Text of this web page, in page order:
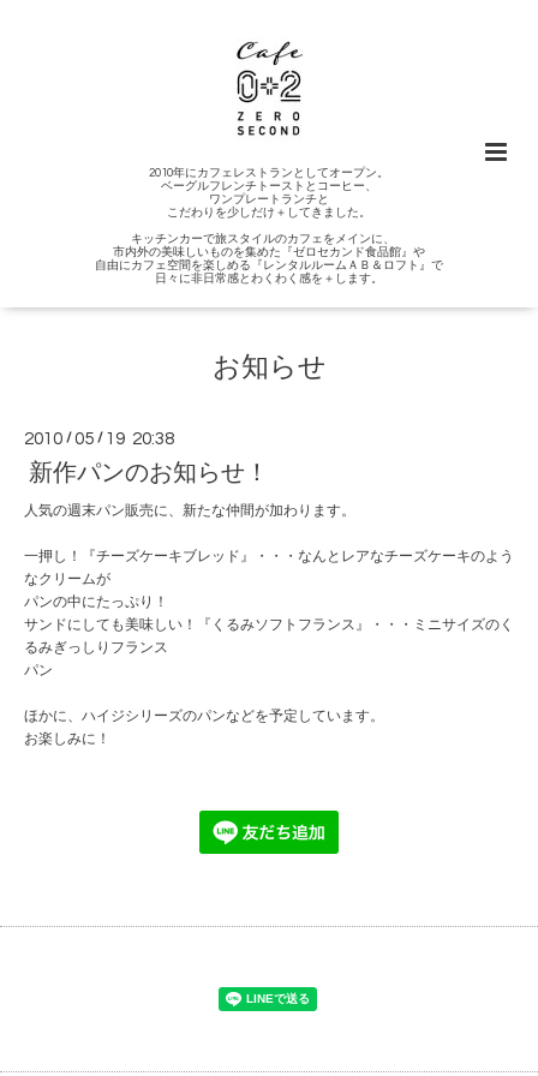
2010年にカフェレストランとしてオープン。
ベーグルフレンチトーストとコーヒー、
ワンプレートランチと
こだわりを少しだけ＋してきました。
キッチンカーで旅スタイルのカフェをメインに、
市内外の美味しいものを集めた『ゼロセカンド食品館』や
自由にカフェ空間を楽しめる『レンタルルームＡＢ＆ロフト』で
日々に非日常感とわくわく感を＋します。
お知らせ
2010 /05 / 19 20:38
新作パンのお知らせ！
人気の週末パン販売に、新たな仲間が加わります。
一押し！『チーズケーキブレッド』・・・なんとレアなチーズケーキのよう
なクリームが
パンの中にたっぷり！
サンドにしても美味しい！『くるみソフトフランス』・・・ミニサイズのく
るみぎっしりフランス
パン
ほかに、ハイジシリーズのパンなどを予定しています。
お楽しみに！